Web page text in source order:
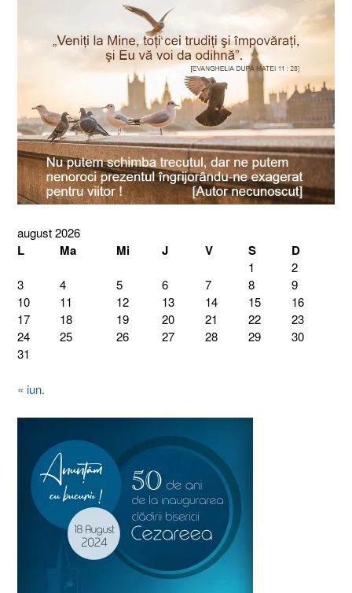
august 2026
L Ma Mi J V S D
1
2
3
4 5 6 7 8
9
10
11 12 13 14 15
16
17
18 19 20 21 22
23
24
25 26 27 28 29
30
31
« iun.